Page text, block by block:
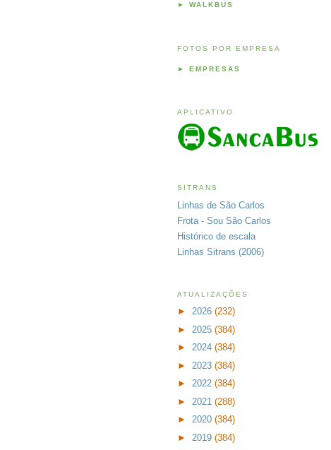
► WALKBUS
FOTOS POR EMPRESA
► EMPRESAS
APLICATIVO
SITRANS
Linhas de São Carlos
Frota - Sou São Carlos
Histórico de escala
Linhas Sitrans (2006)
ATUALIZAÇÕES
► 2026 (232)
► 2025 (384)
► 2024 (384)
► 2023 (384)
► 2022 (384)
► 2021 (288)
► 2020 (384)
► 2019 (384)